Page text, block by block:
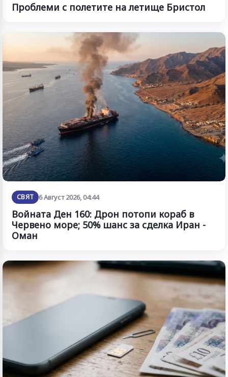
Проблеми с полетите на летище Бристол
СВЯТ 6 Август 2026, 04:44
Войната Ден 160: Дрон потопи кораб в
Червено море; 50% шанс за сделка Иран -
Оман